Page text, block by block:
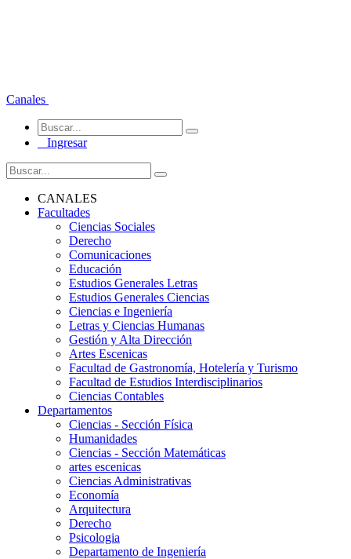
Canales
Ingresar
CANALES
Facultades
Ciencias Sociales
Derecho
Comunicaciones
Educación
Estudios Generales Letras
Estudios Generales Ciencias
Ciencias e Ingeniería
Letras y Ciencias Humanas
Gestión y Alta Dirección
Artes Escenicas
Facultad de Gastronomía, Hotelería y Turismo
Facultad de Estudios Interdisciplinarios
Ciencias Contables
Departamentos
Ciencias - Sección Física
Humanidades
Ciencias - Sección Matemáticas
artes escenicas
Ciencias Administrativas
Economía
Arquitectura
Derecho
Psicologia
Departamento de Ingeniería